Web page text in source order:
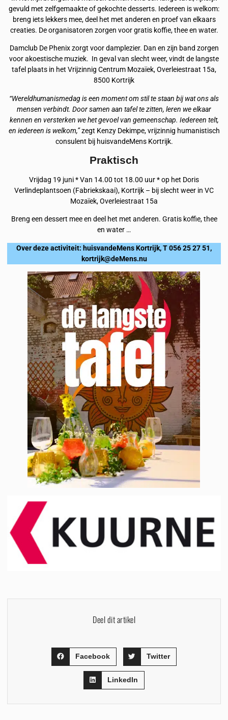
gevuld met zelfgemaakte of gekochte desserts. Iedereen is welkom:
breng iets lekkers mee, deel het met anderen en proef van elkaars
creaties. De organisatoren zorgen voor gratis koffie, thee en water.
Damclub De Phenix zorgt voor damplezier. Dan en zijn band zorgen
voor akoestische muziek. In geval van slecht weer, vindt de langste
tafel plaats in het Vrijzinnig Centrum Mozaïek, Overleiestraat 15a,
8500 Kortrijk
“Wereldhumanismedag is een moment om stil te staan bij wat ons als
mensen verbindt. Door samen aan tafel te zitten, leren we elkaar
kennen en versterken we het gevoel van gemeenschap. Iedereen telt,
en iedereen is welkom,”zegt Kenzy Dekimpe, vrijzinnig humanistisch
consulent bij huisvandeMens Kortrijk.
Praktisch
Vrijdag 19 juni * Van 14.00 tot 18.00 uur * op het Doris
Verlindeplantsoen (Fabriekskaai), Kortrijk – bij slecht weer in VC
Mozaïek, Overleiestraat 15a
Breng een dessert mee en deel het met anderen. Gratis koffie, thee
en water …
Over deze activiteit: huisvandeMens Kortrijk, T 056 25 27 51,
kortrijk@deMens.nu
Deel dit artikel
Facebook Twitter
LinkedIn